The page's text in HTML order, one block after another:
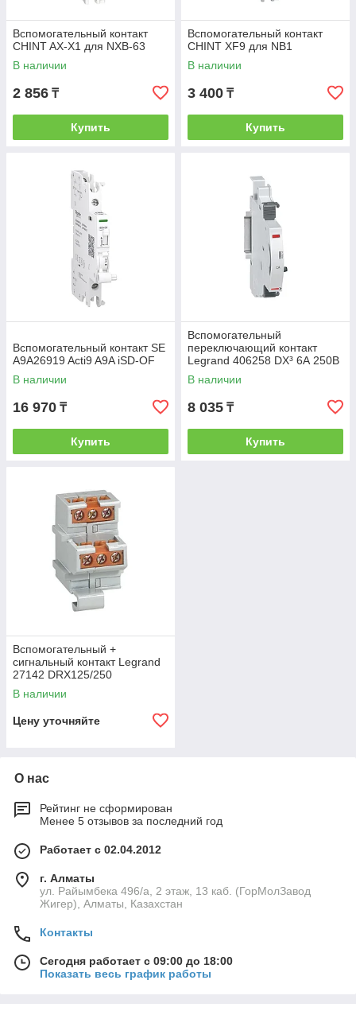
Вспомогательный контакт
CHINT AX-X1 для NXB-63
В наличии
2 856 ₸
Купить
Вспомогательный контакт
CHINT XF9 для NB1
В наличии
3 400 ₸
Купить
Вспомогательный контакт SE
A9A26919 Acti9 A9A iSD-OF
В наличии
16 970 ₸
Купить
Вспомогательный
переключающий контакт
Legrand 406258 DX³ 6А 250В
0,5 модуля
В наличии
8 035 ₸
Купить
Вспомогательный +
сигнальный контакт Legrand
27142 DRX125/250
В наличии
Цену уточняйте
О нас
Рейтинг не сформирован
Менее 5 отзывов за последний год
Работает с 02.04.2012
г. Алматы
ул. Райымбека 496/а, 2 этаж, 13 каб. (ГорМолЗавод
Жигер), Алматы, Казахстан
Контакты
Сегодня работает с 09:00 до 18:00
Показать весь график работы